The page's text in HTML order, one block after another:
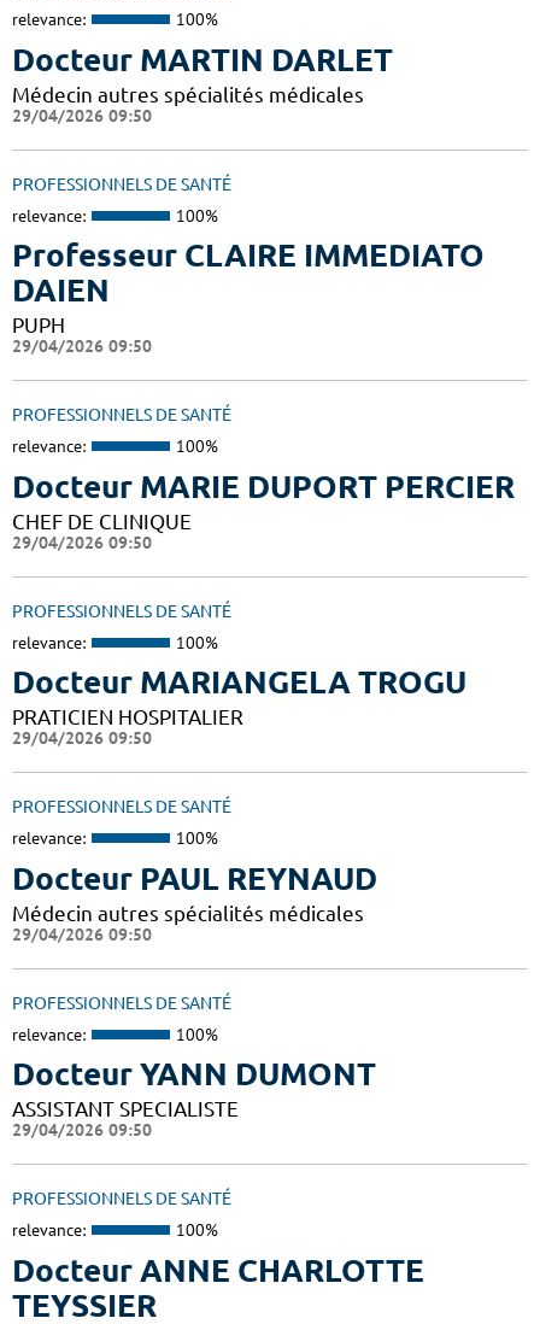
relevance: 100%
Docteur MARTIN DARLET
Médecin autres spécialités médicales
29/04/2026 09:50
PROFESSIONNELS DE SANTÉ
relevance: 100%
Professeur CLAIRE IMMEDIATO
DAIEN
PUPH
29/04/2026 09:50
PROFESSIONNELS DE SANTÉ
relevance: 100%
Docteur MARIE DUPORT PERCIER
CHEF DE CLINIQUE
29/04/2026 09:50
PROFESSIONNELS DE SANTÉ
relevance: 100%
Docteur MARIANGELA TROGU
PRATICIEN HOSPITALIER
29/04/2026 09:50
PROFESSIONNELS DE SANTÉ
relevance: 100%
Docteur PAUL REYNAUD
Médecin autres spécialités médicales
29/04/2026 09:50
PROFESSIONNELS DE SANTÉ
relevance: 100%
Docteur YANN DUMONT
ASSISTANT SPECIALISTE
29/04/2026 09:50
PROFESSIONNELS DE SANTÉ
relevance: 100%
Docteur ANNE CHARLOTTE
TEYSSIER